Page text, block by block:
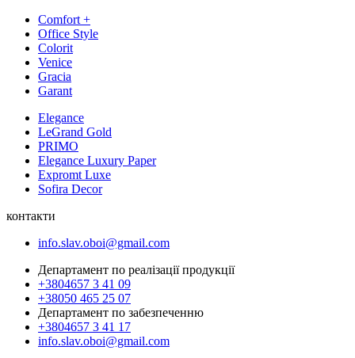
Comfort +
Office Style
Colorit
Venice
Gracia
Garant
Elegance
LeGrand Gold
PRIMO
Elegance Luxury Paper
Expromt Luxe
Sofira Decor
контакти
info.slav.oboi@gmail.com
Департамент по реалізації продукції
+3804657 3 41 09
+38050 465 25 07
Департамент по забезпеченню
+3804657 3 41 17
info.slav.oboi@gmail.com